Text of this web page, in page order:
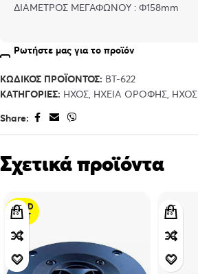
ΔΙΑΜΕΤΡΟΣ ΜΕΓΑΦΩΝΟΥ : Φ158mm
Ρωτήστε μας για το προϊόν
ΚΩΔΙΚΌΣ ΠΡΟΪΌΝΤΟΣ: BT-622
ΚΑΤΗΓΟΡΊΕΣ: ΉΧΟΣ, ΗΧΕΊΑ ΟΡΟΦΉΣ, ΉΧΟΣ
Share:
Σχετικά προϊόντα
SOLD
OUT